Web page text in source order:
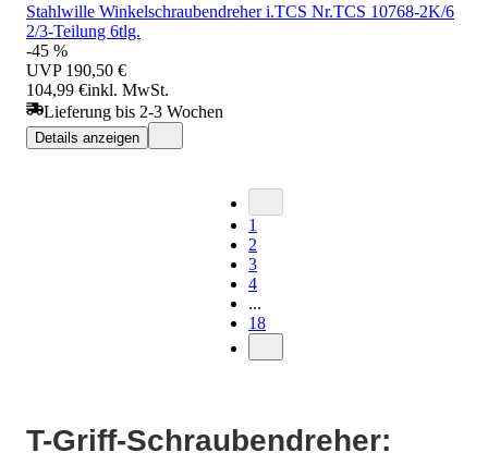
Stahlwille Winkelschraubendreher i.TCS Nr.TCS 10768-2K/6
2/3-Teilung 6tlg.
-45 %
UVP 190,50 €
104,99 €inkl. MwSt.
Lieferung bis 2-3 Wochen
Details anzeigen
1
2
3
4
...
18
T-Griff-Schraubendreher: